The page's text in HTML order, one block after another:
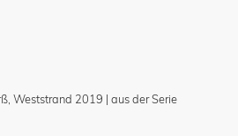
Weststrand 2019 | aus der Serie